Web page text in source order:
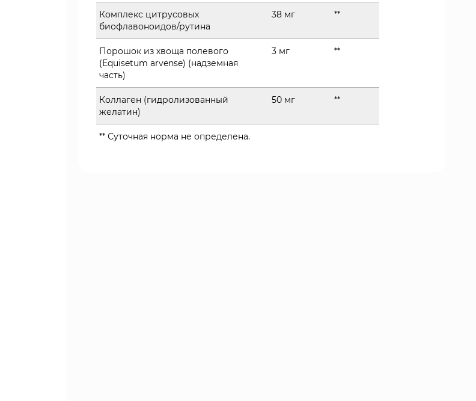
Комплекс цитрусовых
биофлавоноидов/рутина
38 мг **
Порошок из хвоща полевого
(Equisetum arvense) (надземная
часть)
3 мг **
Коллаген (гидролизованный
желатин)
50 мг **
** Суточная норма не определена.